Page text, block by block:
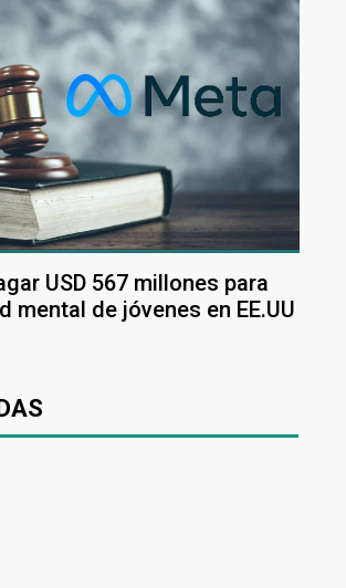
USD 567 millones para
mental de jóvenes en EE.UU